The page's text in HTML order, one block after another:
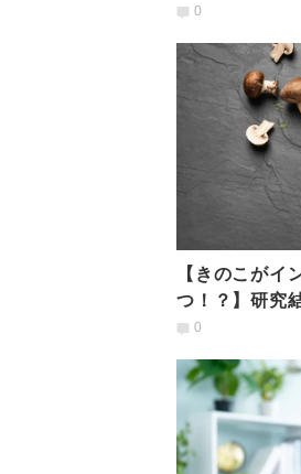
べ方とは？
0
【きのこがイ
つ！？】研究
0